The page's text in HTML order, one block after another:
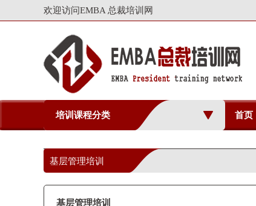
欢迎访问EMBA 总裁培训网
培训课程分类 首页
基层管理培训
基层管理培训